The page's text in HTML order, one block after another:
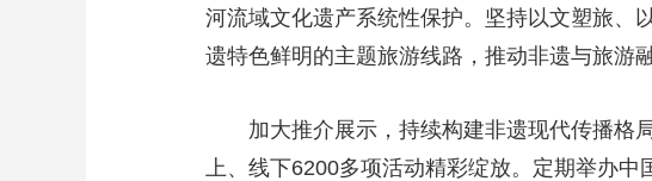
河流域文化遗产系统性保护。坚持以文塑旅、
遗特色鲜明的主题旅游线路，推动非遗与旅游
加大推介展示，持续构建非遗现代传播格
上、线下6200多项活动精彩绽放。定期举办